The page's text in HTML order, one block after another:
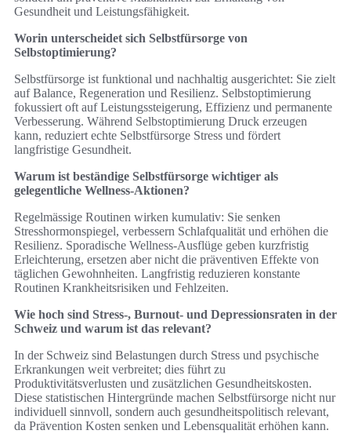
Gesundheit und Leistungsfähigkeit.
Worin unterscheidet sich Selbstfürsorge von
Selbstoptimierung?
Selbstfürsorge ist funktional und nachhaltig ausgerichtet: Sie zielt
auf Balance, Regeneration und Resilienz. Selbstoptimierung
fokussiert oft auf Leistungssteigerung, Effizienz und permanente
Verbesserung. Während Selbstoptimierung Druck erzeugen
kann, reduziert echte Selbstfürsorge Stress und fördert
langfristige Gesundheit.
Warum ist beständige Selbstfürsorge wichtiger als
gelegentliche Wellness-Aktionen?
Regelmässige Routinen wirken kumulativ: Sie senken
Stresshormonspiegel, verbessern Schlafqualität und erhöhen die
Resilienz. Sporadische Wellness-Ausflüge geben kurzfristig
Erleichterung, ersetzen aber nicht die präventiven Effekte von
täglichen Gewohnheiten. Langfristig reduzieren konstante
Routinen Krankheitsrisiken und Fehlzeiten.
Wie hoch sind Stress-, Burnout- und Depressionsraten in der
Schweiz und warum ist das relevant?
In der Schweiz sind Belastungen durch Stress und psychische
Erkrankungen weit verbreitet; dies führt zu
Produktivitätsverlusten und zusätzlichen Gesundheitskosten.
Diese statistischen Hintergründe machen Selbstfürsorge nicht nur
individuell sinnvoll, sondern auch gesundheitspolitisch relevant,
da Prävention Kosten senken und Lebensqualität erhöhen kann.